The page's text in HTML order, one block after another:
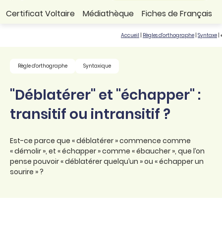
Certificat Voltaire Médiathèque Fiches de Français
Accueil Règles d'orthographe Syntaxe
Règle d'orthographe Syntaxique
"Déblatérer" et "échapper" :
transitif ou intransitif ?
Est-ce parce que « déblatérer » commence comme
« démolir », et « échapper » comme « ébaucher », que l’on
pense pouvoir « déblatérer quelqu’un » ou « échapper un
sourire » ?